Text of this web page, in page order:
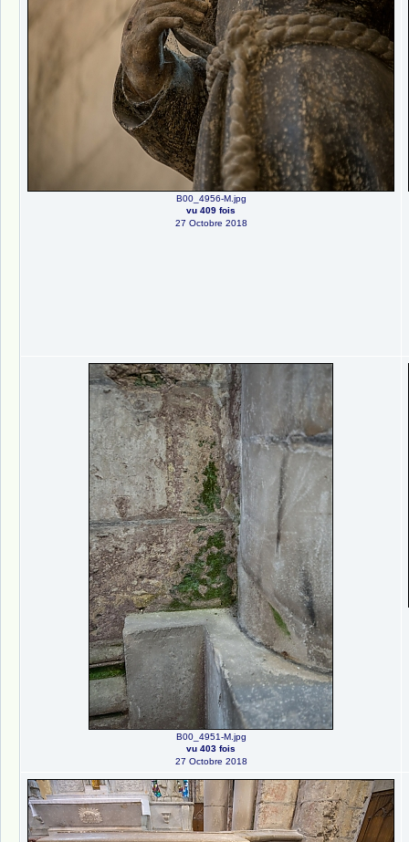
B00_4956-M.jpg
vu 409 fois
27 Octobre 2018
B00_4951-M.jpg
vu 403 fois
27 Octobre 2018